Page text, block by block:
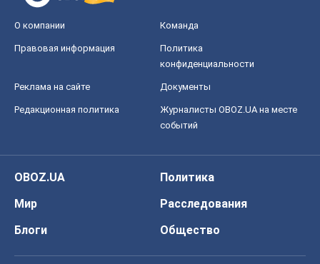
О компании Команда
Правовая информация
Политика
конфиденциальности
Реклама на сайте Документы
Редакционная политика
Журналисты OBOZ.UA на месте
событий
OBOZ.UA
Политика
Мир
Расследования
Блоги
Общество